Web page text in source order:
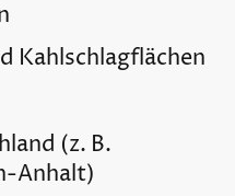
Kahlschlagflächen
(z. B.
Anhalt)